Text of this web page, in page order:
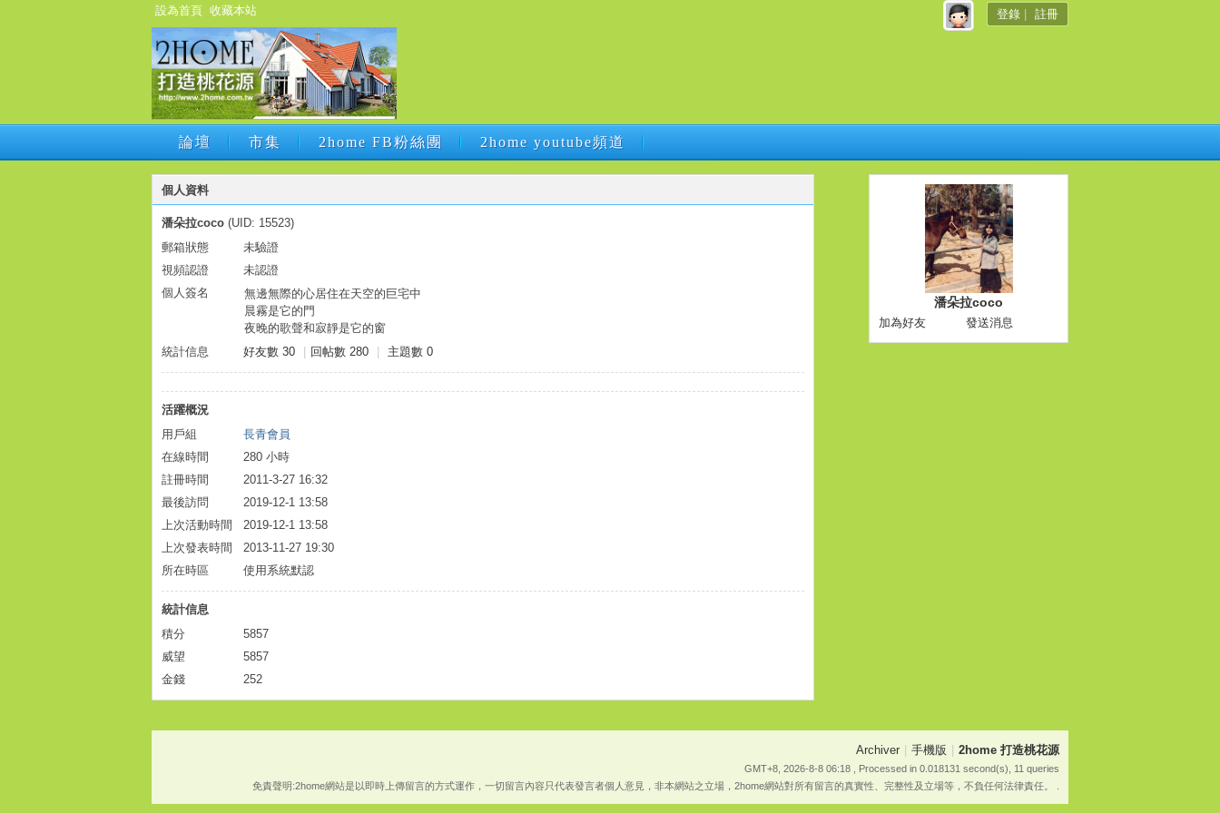
設為首頁 收藏本站 登錄 註冊
論壇 市集 2home FB粉絲團 2home youtube頻道
論壇 市集 2home FB粉絲團 2home youtube頻道
個人資料
潘朵拉coco (UID: 15523)
郵箱狀態
未驗證
視頻認證
未認證
個人簽名
無邊無際的心居住在天空的巨宅中
晨霧是它的門
夜晚的歌聲和寂靜是它的窗
統計信息
好友數 30 | 回帖數 280 | 主題數 0
活躍概況
用戶組
長青會員
在線時間
280 小時
註冊時間
2011-3-27 16:32
最後訪問
2019-12-1 13:58
上次活動時間
2019-12-1 13:58
上次發表時間
2013-11-27 19:30
所在時區
使用系統默認
統計信息
積分
5857
威望
5857
金錢
252
潘朵拉coco
加為好友 發送消息
Archiver | 手機版 | 2home 打造桃花源
GMT+8, 2026-8-8 06:18 , Processed in 0.018131 second(s), 11 queries
免責聲明:2home網站是以即時上傳留言的方式運作，一切留言內容只代表發言者個人意見，非本網站之立場，2home網站對所有留言的真實性、完整性及立場等，不負任何法律責任。 .